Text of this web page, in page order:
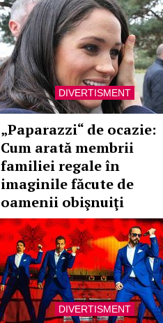
DIVERTISMENT
„Paparazzi“ de ocazie:
Cum arată membrii
familiei regale în
imaginile făcute de
oamenii obişnuiţi
DIVERTISMENT